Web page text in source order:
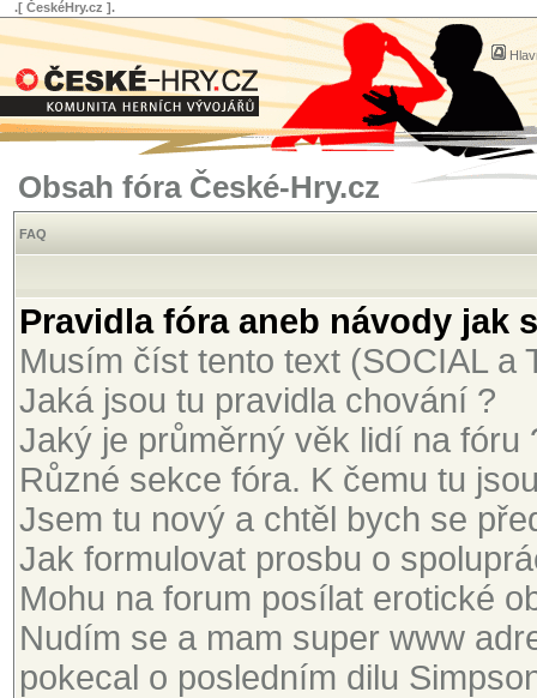
.[ ČeskéHry.cz ].
Obsah fóra České-Hry.cz
FAQ
Pravidla fóra aneb návody jak
Musím číst tento text (SOCIAL a
Jaká jsou tu pravidla chování ?
Jaký je průměrný věk lidí na fóru
Různé sekce fóra. K čemu tu
Jsem tu nový a chtěl bych se
Jak formulovat prosbu o
Mohu na forum posílat erotické
Nudím se a mam super www
pokecal o posledním dilu